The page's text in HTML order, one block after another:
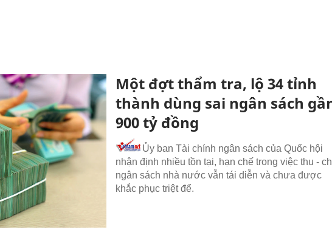
Một đợt thẩm tra, lộ 34 tỉnh
thành dùng sai ngân sách
900 tỷ đồng
Ủy ban Tài chính ngân sách của Quốc hội
nhận định nhiều tồn tại, hạn chế trong việc thu -
ngân sách nhà nước vẫn tái diễn và chưa được
khắc phục triệt để.